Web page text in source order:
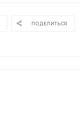
ПОДЕЛИТЬСЯ